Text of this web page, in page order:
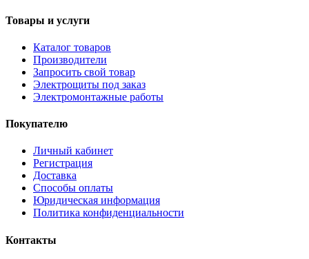
Товары и услуги
Каталог товаров
Производители
Запросить свой товар
Электрощиты под заказ
Электромонтажные работы
Покупателю
Личный кабинет
Регистрация
Доставка
Способы оплаты
Юридическая информация
Политика конфиденциальности
Контакты